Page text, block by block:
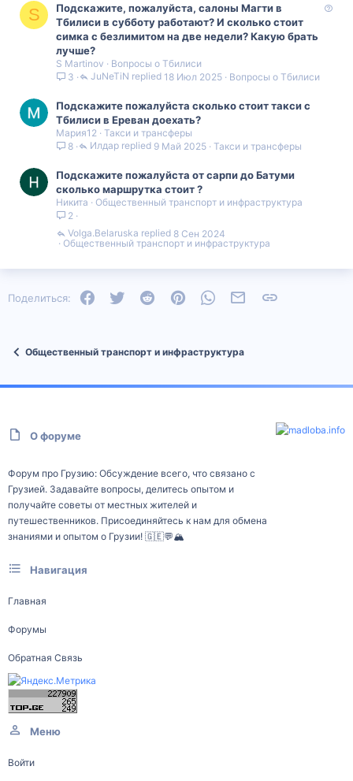
S
Подскажите, пожалуйста, салоны Магти в
Тбилиси в субботу работают? И сколько стоит
симка с безлимитом на две недели? Какую брать
лучше?
S Martinov
Вопросы о Тбилиси
3
Вопросы о Тбилиси
18 Июл 2025
JuNeTiN
Подскажите пожалуйста сколько стоит такси с
Тбилиси в Ереван доехать?
Мария12
Такси и трансферы
8
Такси и трансферы
9 Май 2025
Илдар
Подскажите пожалуйста от сарпи до Батуми
сколько маршрутка стоит ?
Никита
Общественный транспорт и инфраструктура
2
Общественный транспорт и инфраструктура
8 Сен 2024
Volga.Belaruska
Поделиться: FacebookTwitter Reddit PinterestWhatsAppЭлектронная почта
Общественный транспорт и инфраструктура
О форуме
Форум про Грузию: Обсуждение всего, что связано с
Грузией. Задавайте вопросы, делитесь опытом и
получайте советы от местных жителей и
путешественников. Присоединяйтесь к нам для обмена
знаниями и опытом о Грузии! 🇬🇪💬🏔️
Навигация
Главная
Форумы
Обратная Связь
Меню
Войти